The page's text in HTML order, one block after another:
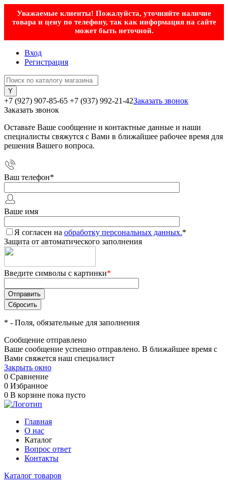
Уважаемые клиенты! Пожалуйста, уточняйте наличие
товара и цену по телефону, так как информация на сайте
может быть неточной.
Вход
Регистрация
+7 (927) 907-85-65 +7 (937) 992-21-42Заказать звонок
Заказать звонок
Оставьте Ваше сообщение и контактные данные и наши
специалисты свяжутся с Вами в ближайшее рабочее время для
решения Вашего вопроса.
Ваш телефон*
Ваше имя
Я согласен на обработку персональных данных.*
Защита от автоматического заполнения
Введите символы с картинки*
* - Поля, обязательные для заполнения
Сообщение отправлено
Ваше сообщение успешно отправлено. В ближайшее время с
Вами свяжется наш специалист
Закрыть окно
0 Сравнение
0 Избранное
0 В корзине пока пусто
Главная
О нас
Каталог
Вопрос ответ
Контакты
Каталог товаров